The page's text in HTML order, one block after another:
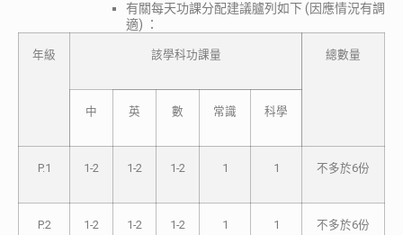
有關每天功課分配建議臚列如下 (因應情況有調
適) ：
年級 該學科功課量 總數量
中 英 數 常識 科學
P.1 1-2 1-2 1-2 1 1 不多於6份
P.2 1-2 1-2 1-2 1 1 不多於6份